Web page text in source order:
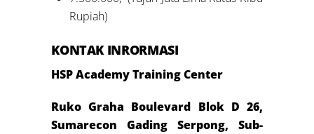
Rupiah)
KONTAK INRORMASI
HSP Academy Training Center
Ruko Graha Boulevard Blok D 26,
Sumarecon Gading Serpong, Sub-